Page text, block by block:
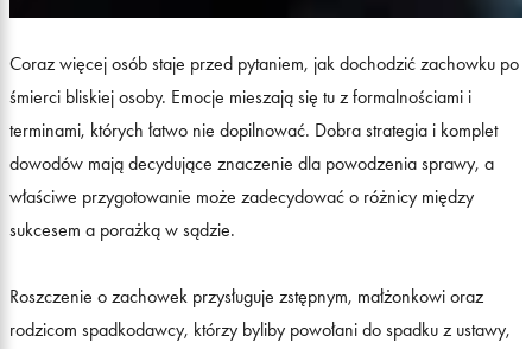
Coraz więcej osób staje przed pytaniem, jak dochodzić zachowku po
śmierci bliskiej osoby. Emocje mieszają się tu z formalnościami i
terminami, których łatwo nie dopilnować. Dobra strategia i komplet
dowodów mają decydujące znaczenie dla powodzenia sprawy, a
właściwe przygotowanie może zadecydować o różnicy między
sukcesem a porażką w sądzie.
Roszczenie o zachowek przysługuje zstępnym, małżonkowi oraz
rodzicom spadkodawcy, którzy byliby powołani do spadku z ustawy,